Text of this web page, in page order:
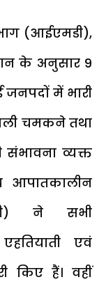
(आईएमडी),
के अनुसार 9
में भारी
चमकने तथा
व्यक्त
आपातकालीन
ने सभी
एवं
किए हैं। वहीं